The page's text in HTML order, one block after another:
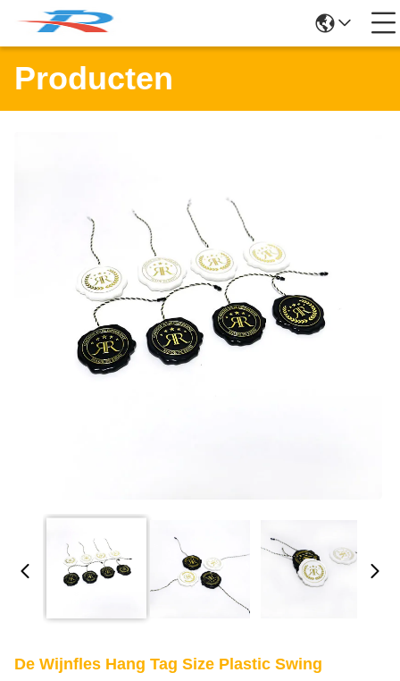
Producten
De Wijnfles Hang Tag Size Plastic Swing